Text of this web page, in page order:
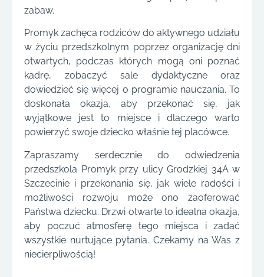
zabaw.
Promyk zachęca rodziców do aktywnego udziału
w życiu przedszkolnym poprzez organizację dni
otwartych, podczas których mogą oni poznać
kadrę, zobaczyć sale dydaktyczne oraz
dowiedzieć się więcej o programie nauczania. To
doskonała okazja, aby przekonać się, jak
wyjątkowe jest to miejsce i dlaczego warto
powierzyć swoje dziecko właśnie tej placówce.
Zapraszamy serdecznie do odwiedzenia
przedszkola Promyk przy ulicy Grodzkiej 34A w
Szczecinie i przekonania się, jak wiele radości i
możliwości rozwoju może ono zaoferować
Państwa dziecku. Drzwi otwarte to idealna okazja,
aby poczuć atmosferę tego miejsca i zadać
wszystkie nurtujące pytania. Czekamy na Was z
niecierpliwością!